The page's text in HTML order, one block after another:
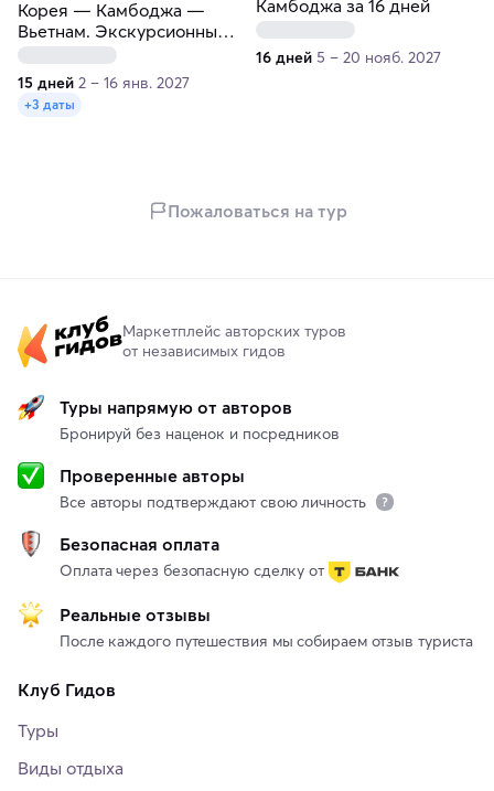
Корея — Камбоджа —
Вьетнам. Экскурсионный
15 дней 2 – 16 янв. 2027
+3 даты
Камбоджа за 16 дней
16 дней 5 – 20 нояб. 2027
Пожаловаться на тур
Маркетплейс авторских туров
от независимых гидов
Туры напрямую от авторов
Бронируй без наценок и посредников
Проверенные авторы
Все авторы подтверждают свою личность
Безопасная оплата
Оплата через безопасную сделку от
Реальные отзывы
После каждого путешествия мы собираем отзыв туриста
Клуб Гидов
Туры
Виды отдыха